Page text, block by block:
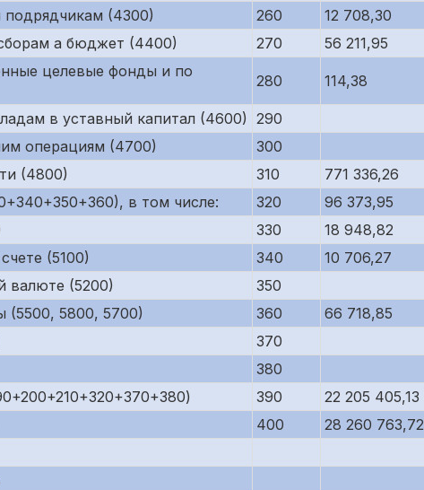
(4300)
260 12 708,30
а бюджет (4400)
270 56 211,95
целевые фонды и по
280 114,38
в уставный капитал (4600) 290
операциям (4700)
300
(4800)
310 771 336,26
в том числе:
320 96 373,95
330 18 948,82
(5100)
340 10 706,27
валюте (5200)
350
(5500, 5800, 5700)
360 66 718,85
370
380
390 22 205 405,13
400 28 260 763,72